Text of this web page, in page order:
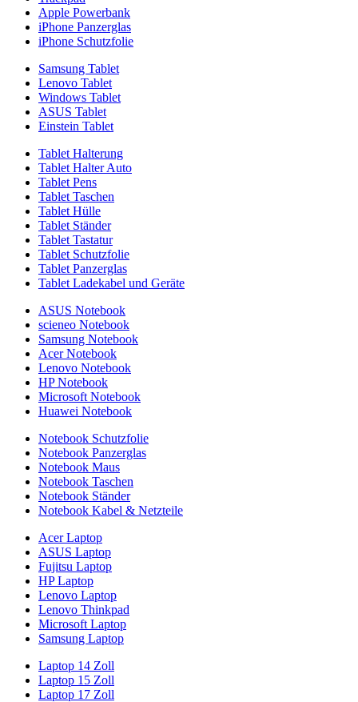
Apple Powerbank
iPhone Panzerglas
iPhone Schutzfolie
Samsung Tablet
Lenovo Tablet
Windows Tablet
ASUS Tablet
Einstein Tablet
Tablet Halterung
Tablet Halter Auto
Tablet Pens
Tablet Taschen
Tablet Hülle
Tablet Ständer
Tablet Tastatur
Tablet Schutzfolie
Tablet Panzerglas
Tablet Ladekabel und Geräte
ASUS Notebook
scieneo Notebook
Samsung Notebook
Acer Notebook
Lenovo Notebook
HP Notebook
Microsoft Notebook
Huawei Notebook
Notebook Schutzfolie
Notebook Panzerglas
Notebook Maus
Notebook Taschen
Notebook Ständer
Notebook Kabel & Netzteile
Acer Laptop
ASUS Laptop
Fujitsu Laptop
HP Laptop
Lenovo Laptop
Lenovo Thinkpad
Microsoft Laptop
Samsung Laptop
Laptop 14 Zoll
Laptop 15 Zoll
Laptop 17 Zoll